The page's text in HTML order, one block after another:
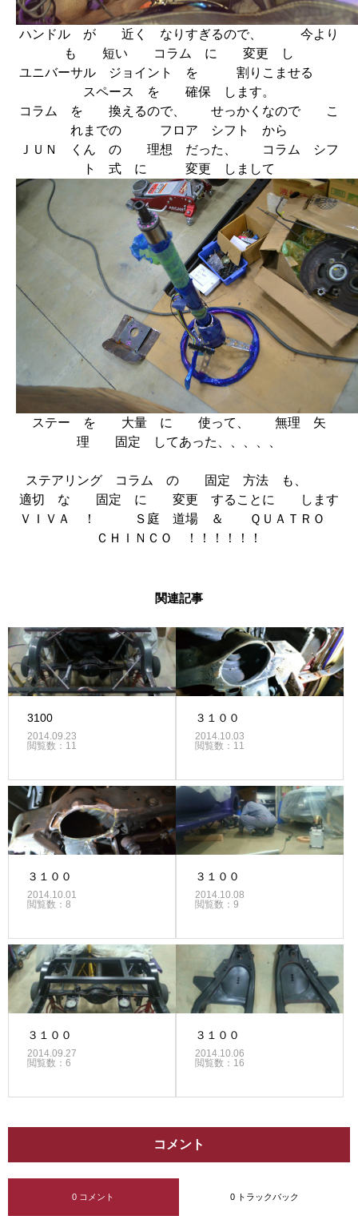
ハンドル が 近く なりすぎるので、 今より
も 短い コラム に 変更 し
ユニバーサル ジョイント を 割りこませる
スペース を 確保 します。
コラム を 換えるので、 せっかくなので こ
れまでの フロア シフト から
ＪＵＮ くん の 理想 だった、 コラム シフ
ト 式 に 変更 しまして
ステー を 大量 に 使って、 無理 矢
理 固定 してあった、、、、、
ステアリング コラム の 固定 方法 も、
適切 な 固定 に 変更 することに します
ＶＩＶＡ ！ Ｓ庭 道場 ＆ ＱＵＡＴＲＯ
ＣＨＩＮＣＯ ！！！！！！
関連記事
3100
2014.09.23
閲覧数：11
３１００
2014.10.03
閲覧数：11
３１００
2014.10.01
閲覧数：8
３１００
2014.10.08
閲覧数：9
３１００
2014.09.27
閲覧数：6
３１００
2014.10.06
閲覧数：16
コメント
0 コメント 0 トラックバック